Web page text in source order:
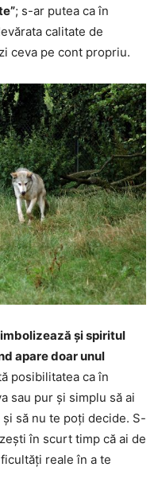
; s-ar putea ca în
calitate de
ceva pe cont propriu.
și spiritul
apare doar unul
posibilitatea ca în
sau pur și simplu să ai
să nu te poți decide. S-
în scurt timp că ai de
reale în a te